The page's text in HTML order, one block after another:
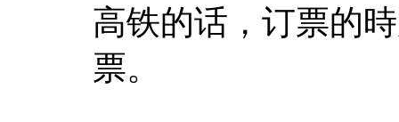
高铁的话，订票的
票。